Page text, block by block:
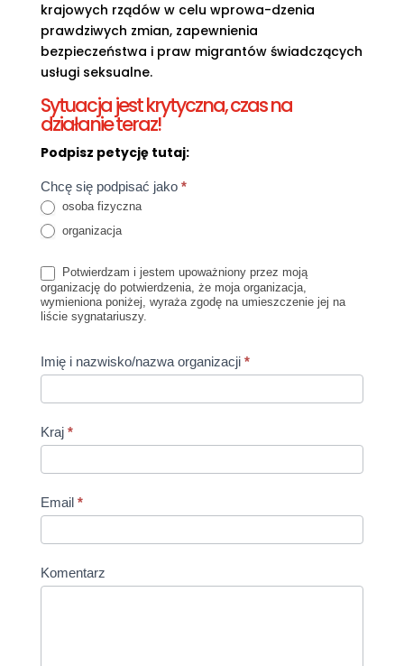
krajowych rządów w celu wprowa-dzenia
prawdziwych zmian, zapewnienia
bezpieczeństwa i praw migrantów świadczących
usługi seksualne.
Sytuacja jest krytyczna, czas na
działanie teraz!
Podpisz petycję tutaj:
Declaration
campaign
Chcę się podpisać jako *
osoba fizyczna
organizacja
Potwierdzam i jestem upoważniony przez moją
organizację do potwierdzenia, że moja organizacja,
wymieniona poniżej, wyraża zgodę na umieszczenie jej na
liście sygnatariuszy.
Imię i nazwisko/nazwa organizacji *
Kraj *
Email *
Komentarz